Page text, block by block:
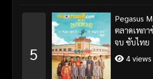
5
Pegasus
ตลาดเพก
จบ ซับไทย
4 views